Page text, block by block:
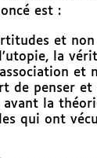
est :
et
la
et
de penser et
la
qui ont